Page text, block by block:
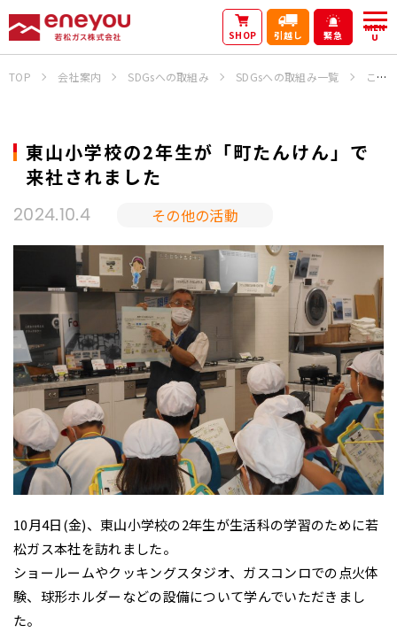
SHOP 引越し 緊急
MEN
U
TOP 会社案内 SDGsへの取組み SDGsへの取組み一覧 これまでの活動
2024.10.4 その他の活動
東山小学校の2年生が「町たんけん」で
来社されました
10月4日(金)、東山小学校の2年生が生活科の学習のために若
松ガス本社を訪れました。
ショールームやクッキングスタジオ、ガスコンロでの点火体
験、球形ホルダーなどの設備について学んでいただきまし
た。